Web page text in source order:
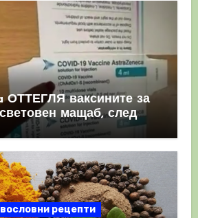
ОТТЕГЛЯ ваксините за
мащаб, след
че те причиняват
рецепти